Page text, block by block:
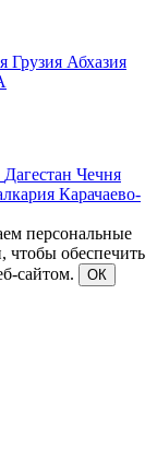
Грузия Абхазия
Дагестан Чечня
Карачаево-
персональные
чтобы обеспечить
сайтом.
ОК